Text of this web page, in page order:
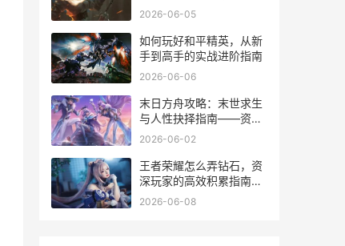
谷斗战传奇
2026-06-05
如何玩好和平精英，从新
手到高手的实战进阶指南
2026-06-06
末日方舟攻略：末世求生
与人性抉择指南——资深
玩家的深度解析
2026-06-02
王者荣耀怎么弄钻石，资
深玩家的高效积累指南副
标题，钻石获取全攻略与
2026-06-08